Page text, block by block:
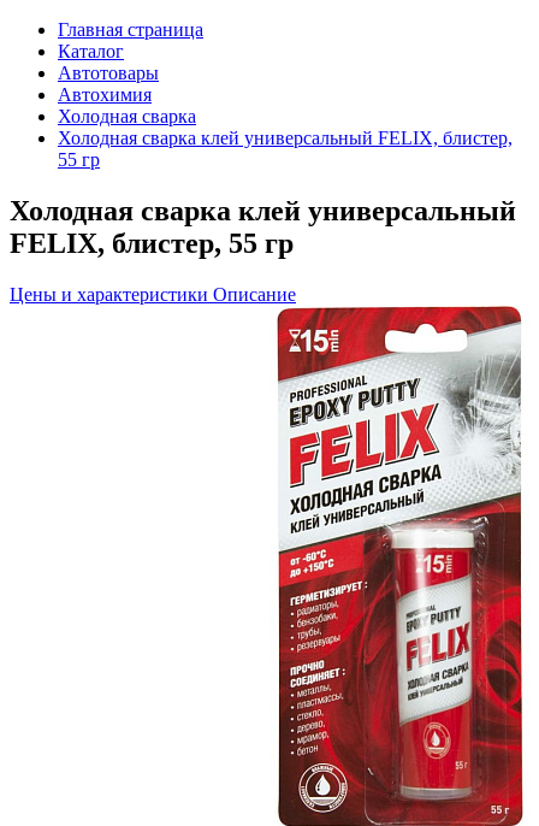
Главная страница
Каталог
Автотовары
Автохимия
Холодная сварка
Холодная сварка клей универсальный FELIX, блистер,
55 гр
Холодная сварка клей универсальный
FELIX, блистер, 55 гр
Цены и характеристики Описание